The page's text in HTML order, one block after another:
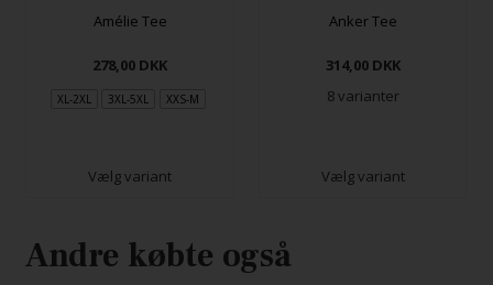
Amélie Tee
278,00 DKK
XL-2XL 3XL-5XL XXS-M
Vælg variant
Anker Tee
314,00 DKK
8 varianter
Vælg variant
Andre købte også